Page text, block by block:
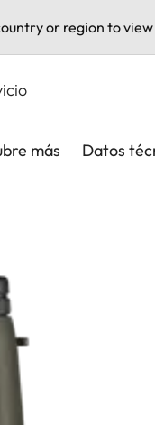
or region to
más Datos